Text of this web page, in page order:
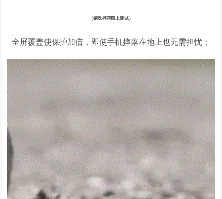
（钢珠摔落膜上测试）
全屏覆盖使保护加倍，即使手机摔落在地上也无需担忧；